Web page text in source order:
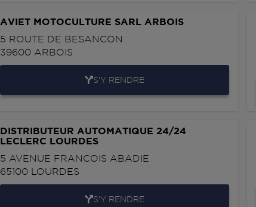
AVIET MOTOCULTURE SARL ARBOIS
5 ROUTE DE BESANCON
39600 ARBOIS
S'Y RENDRE
DISTRIBUTEUR AUTOMATIQUE 24/24
LECLERC LOURDES
5 AVENUE FRANCOIS ABADIE
65100 LOURDES
S'Y RENDRE